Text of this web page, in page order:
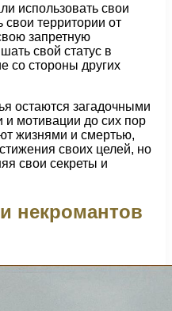
использовать свои
свои территории от
запретную
свой статус в
со стороны других
остаются загадочными
и мотивации до сих пор
жизнями и смертью,
своих целей, но
свои секреты и
некромантов